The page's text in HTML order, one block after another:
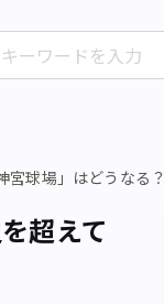
宮球場」はどうなる
超えて